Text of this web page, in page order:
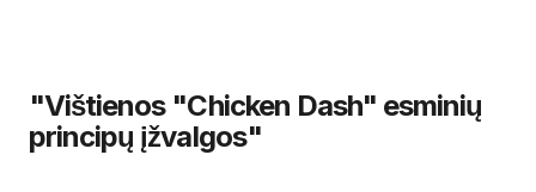
"Vištienos "Chicken Dash" esminių
principų įžvalgos"